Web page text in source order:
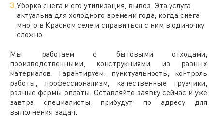
Уборка снега и его утилизация, вывоз. Эта услуга
актуальна для холодного времени года, когда снега
много в Красном селе и справиться с ним в одиночку
сложно.
Мы работаем с бытовыми отходами,
производственными, конструкциями из разных
материалов. Гарантируем: пунктуальность, контроль
работы, профессионализм, качественные грузчики,
разные формы оплаты. Оставляйте заявку сейчас и уже
завтра специалисты прибудут по адресу для
выполнения задач.